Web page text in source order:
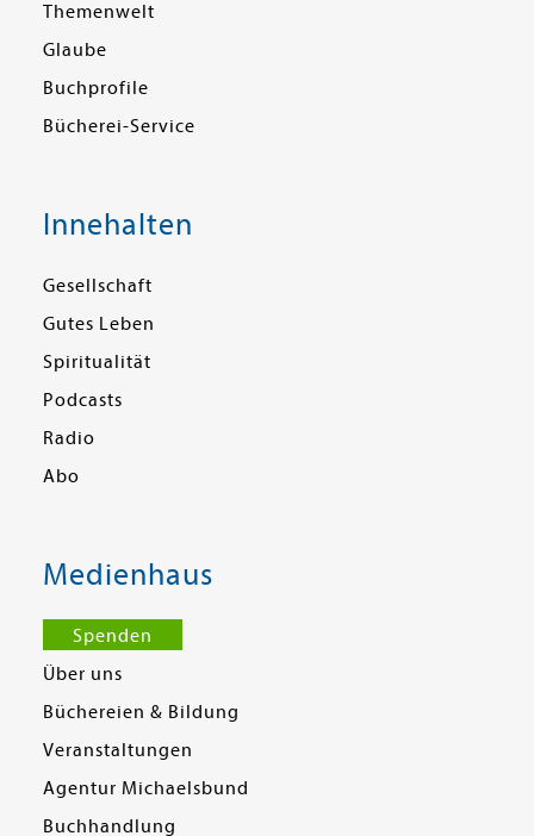
Themenwelt
Glaube
Buchprofile
Bücherei-Service
Innehalten
Gesellschaft
Gutes Leben
Spiritualität
Podcasts
Radio
Abo
Medienhaus
Spenden
Über uns
Büchereien & Bildung
Veranstaltungen
Agentur Michaelsbund
Buchhandlung